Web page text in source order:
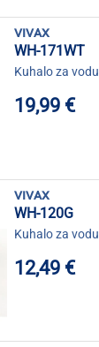
vivax
WH-171WT
Kuhalo za vodu
19,99 €
vivax
WH-120G
Kuhalo za vodu
12,49 €